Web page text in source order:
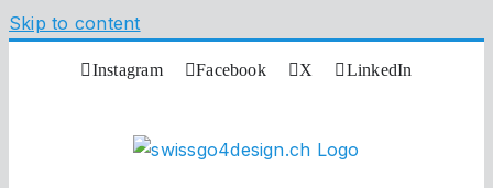
Skip to content
Instagram Facebook X LinkedIn